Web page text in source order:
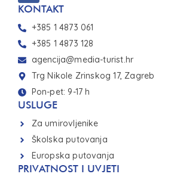
KONTAKT
+385 1 4873 061
+385 1 4873 128
agencija@media-turist.hr
Trg Nikole Zrinskog 17, Zagreb
Pon-pet: 9-17 h
USLUGE
Za umirovljenike
Školska putovanja
Europska putovanja
PRIVATNOST I UVJETI